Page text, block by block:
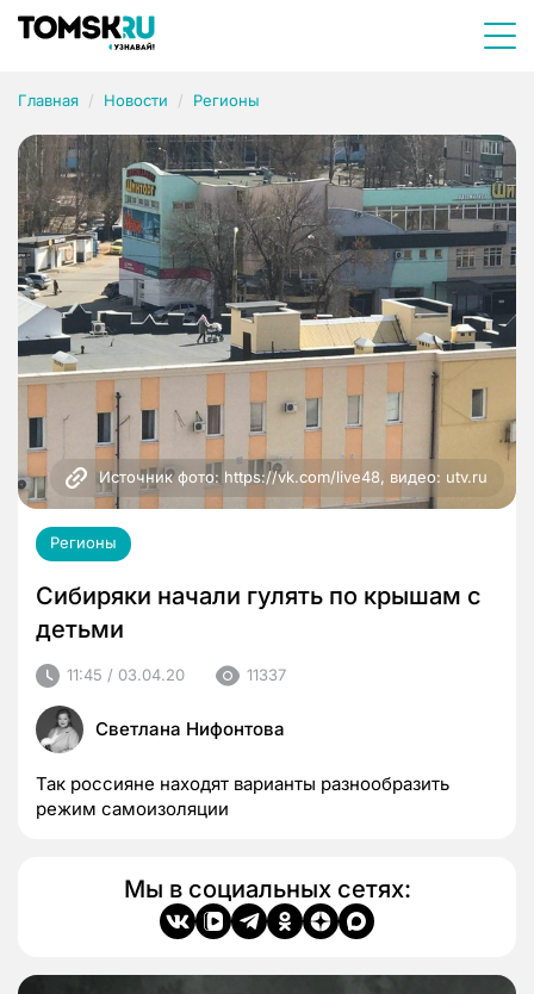
Главная Новости Регионы
Источник фото: https://vk.com/live48, видео: utv.ru
Регионы
Сибиряки начали гулять по крышам с
детьми
11:45 / 03.04.20 11337
Светлана Нифонтова
Так россияне находят варианты разнообразить
режим самоизоляции
Мы в социальных сетях: